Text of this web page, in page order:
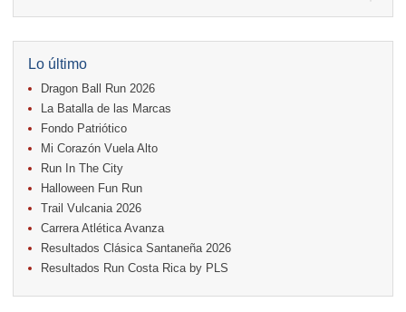
18. Casa Turire Trail Run
18.
Warriors Run Circuit
18. Samsung Jacó Beach Half Marathon 2026
25. KRun by Under Armour
25. Run Alajuela
31.
Halloween Fun Run
Noviembre
08. Lindora Run
15. Entre Pan y Rosas
Diciembre
06. Trail Vulcania 2026
12. Media Maratón Puntarenas 2026
Lo último
Dragon Ball Run 2026
La Batalla de las Marcas
Fondo Patriótico
Mi Corazón Vuela Alto
Run In The City
Halloween Fun Run
Trail Vulcania 2026
Carrera Atlética Avanza
Resultados Clásica Santaneña 2026
Resultados Run Costa Rica by PLS